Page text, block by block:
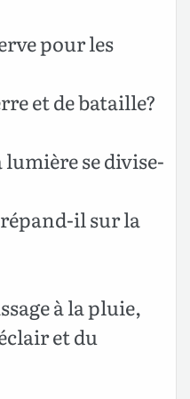
pour les
et de bataille?
se divise-
répand-il sur la
à la pluie,
et du